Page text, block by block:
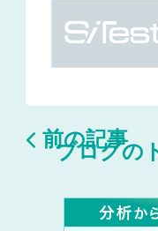
前の記事
ブログの